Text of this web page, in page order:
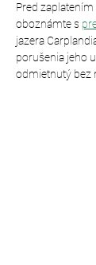
Pred
oboznámte s
jazera
porušenia jeho
odmietnutý bez